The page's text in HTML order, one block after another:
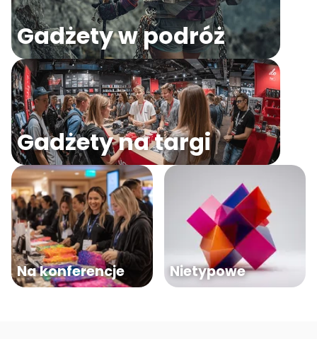
Gadżety w podróż
Gadżety na targi
Na konferencje Nietypowe